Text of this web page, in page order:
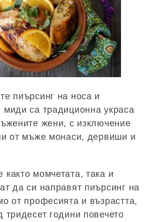
пиърсинг на носа и
миди са традиционна украса
жени, с изключение
от мъже монаси, дервиши и
момчетата, така и
да си направят пиърсинг на
от професията и възрастта,
тридесет години повечето